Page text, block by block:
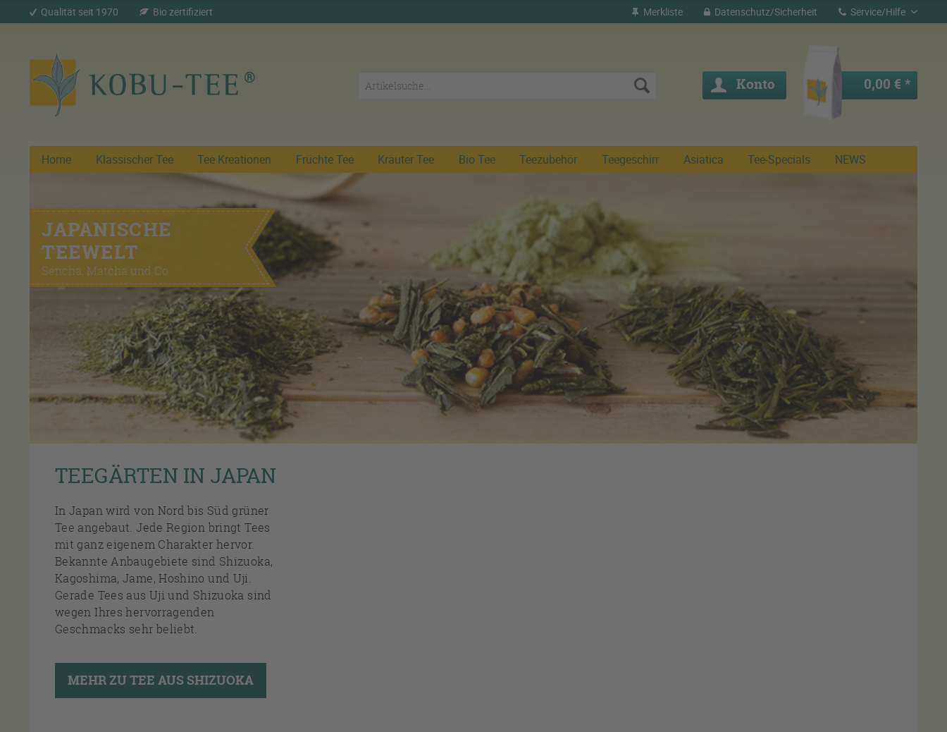
Qualität seit 1970 Bio zertifiziert Merkliste Datenschutz/Sicherheit Service/Hilfe
Konto 0,00 € *
Home Klassischer Tee Tee Kreationen Früchte Tee Kräuter Tee Bio Tee Teezubehör Teegeschirr Asiatica Tee-Specials NEWS
JAPANISCHE
TEEWELT
Sencha, Matcha und Co
Bestellen Sie Ihren Lieblingstee schnell und sicher. Bei Rückfragen sind wir gerne telefonisch für Sie da.
TEEGÄRTEN IN JAPAN
In Japan wird von Nord bis Süd grüner
Tee angebaut. Jede Region bringt Tees
mit ganz eigenem Charakter hervor.
Bekannte Anbaugebiete sind Shizuoka,
Kagoshima, Jame, Hoshino und Uji.
Gerade Tees aus Uji und Shizuoka sind
wegen Ihres hervorragenden
Geschmacks sehr beliebt.
MEHR ZU TEE AUS SHIZUOKA